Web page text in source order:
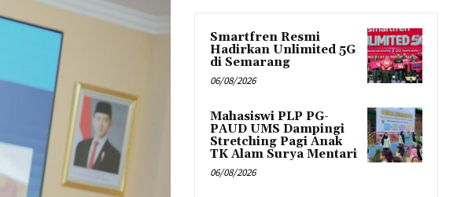
Smartfren Resmi
Hadirkan Unlimited 5G
di Semarang
06/08/2026
Mahasiswi PLP PG-
PAUD UMS Dampingi
Stretching Pagi Anak
TK Alam Surya Mentari
06/08/2026